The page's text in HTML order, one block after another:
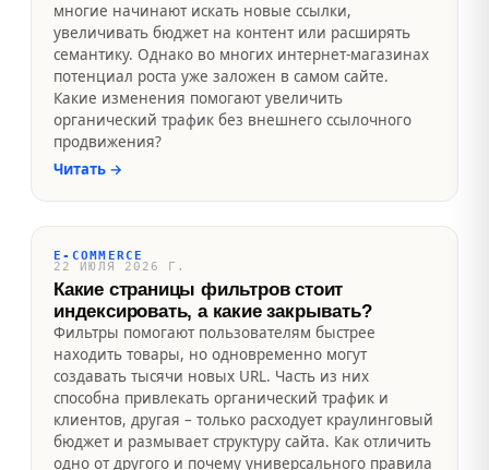
многие начинают искать новые ссылки,
увеличивать бюджет на контент или расширять
семантику. Однако во многих интернет-магазинах
потенциал роста уже заложен в самом сайте.
Какие изменения помогают увеличить
органический трафик без внешнего ссылочного
продвижения?
Читать →
E-COMMERCE
22 ИЮЛЯ 2026 Г.
Какие страницы фильтров стоит
индексировать, а какие закрывать?
Фильтры помогают пользователям быстрее
находить товары, но одновременно могут
создавать тысячи новых URL. Часть из них
способна привлекать органический трафик и
клиентов, другая – только расходует краулинговый
бюджет и размывает структуру сайта. Как отличить
одно от другого и почему универсального правила